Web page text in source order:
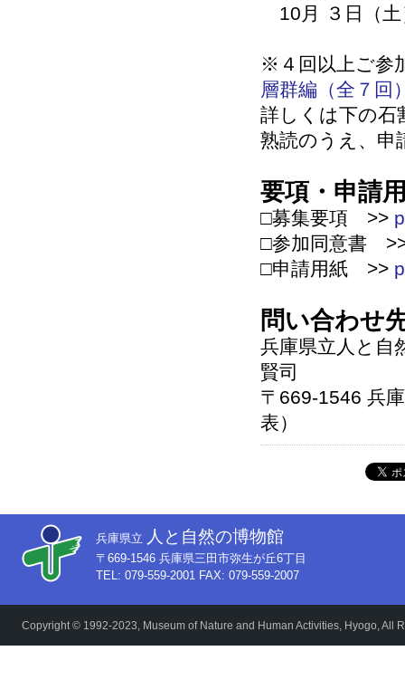
10月 ３日（土
※４回以上ご参
層群編（全７回
詳しくは下の石
熟読のうえ、申
要項・申請
□募集要項 >>
□参加同意書
□申請用紙 >>
問い合わせ
兵庫県立人と
賢司
〒669-1546 兵
表）
兵庫県立 人と自然の博物館
〒669-1546 兵庫県三田市弥生が丘6丁目
TEL: 079-559-2001 FAX: 079-559-2007
Copyright © 1992-2023, Museum of Nature and Human Activities, Hyogo, All